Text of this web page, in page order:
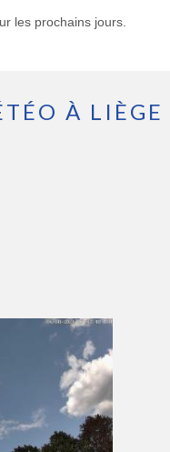
les prochains jours.
À LIÈGE